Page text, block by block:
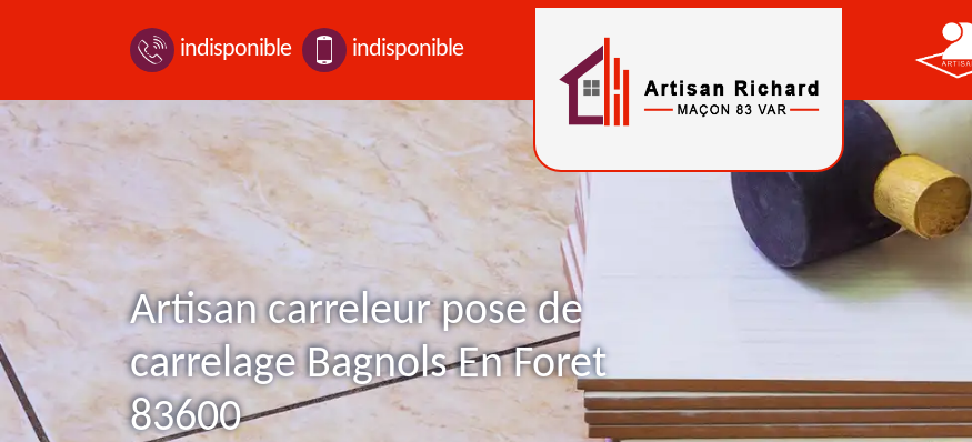
indisponible indisponible
Artisan carreleur pose de
carrelage Bagnols En Foret
83600